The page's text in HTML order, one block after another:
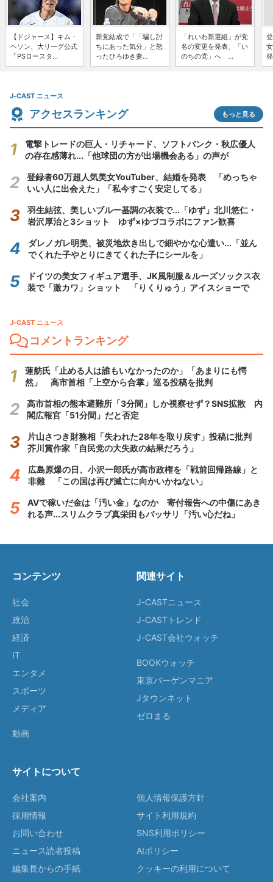
【ドジャース】キム・
ヘソン、大リーグ公式
「PSロースタ...
新党結成で「「騙し討
ちにあった気分」と怒
ったひろゆき妻...
「れいわ新選組」が党
名の変更を発表、「い
のちの党」へ ...
J-CAST ニュース
アクセスランキング もっと見る
電撃トレードの巨人・リチャード、ソフトバンク・秋広優人
の存在感薄れ...「他球団の方が出場機会ある」の声が
登録者60万超人気美女YouTuber、結婚を発表 「めっちゃ
いい人に出会えた」「私今すごく安定してる」
羽生結弦、美しいブルー基調の衣装で...「ゆず」北川悠仁・
岩沢厚治と3ショット ゆず×ゆづコラボにファン歓喜
ダレノガレ明美、被災地炊き出しで細やかな心遣い...「並ん
でくれた子やとりにきてくれた子にシールを」
ドイツの美女フィギュア選手、JK風制服＆ルーズソックス衣
装で「激カワ」ショット 「りくりゅう」アイスショーで
J-CAST ニュース
コメントランキング
蓮舫氏「止める人は誰もいなかったのか」「あまりにも愕
然」 高市首相「上空から合掌」巡る投稿を批判
高市首相の熊本避難所「3分間」しか視察せず？SNS拡散 内
閣広報官「51分間」だと否定
片山さつき財務相「失われた28年を取り戻す」投稿に批判
芥川賞作家「自民党の大失政の結果だろう」
広島原爆の日、小沢一郎氏が高市政権を「戦前回帰路線」と
非難 「この国は再び滅亡に向かいかねない」
AVで稼いだ金は「汚い金」なのか 寄付報告への中傷にあき
れる声...スリムクラブ真栄田もバッサリ「汚い心だね」
コンテンツ
社会
政治
経済
IT
エンタメ
スポーツ
メディア
動画
関連サイト
J-CASTニュース
J-CASTトレンド
J-CAST会社ウォッチ
BOOKウォッチ
東京バーゲンマニア
Jタウンネット
ゼロまる
サイトについて
会社案内
採用情報
お問い合わせ
ニュース読者投稿
編集長からの手紙
個人情報保護方針
サイト利用規約
SNS利用ポリシー
AIポリシー
クッキーの利用について